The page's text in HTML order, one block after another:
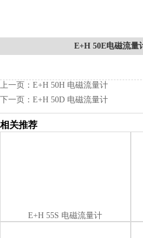
E+H 50E电磁流量
上一页： E+H 50H 电磁流量计
下一页： E+H 50D 电磁流量计
相关推荐
E+H 55S 电磁流量计